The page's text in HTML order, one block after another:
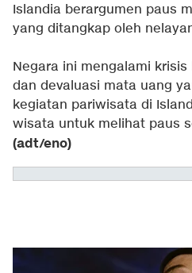
Islandia berargumen paus
yang ditangkap oleh
Negara ini mengalami
dan devaluasi mata uang
kegiatan pariwisata di
wisata untuk melihat paus
(adt/eno)